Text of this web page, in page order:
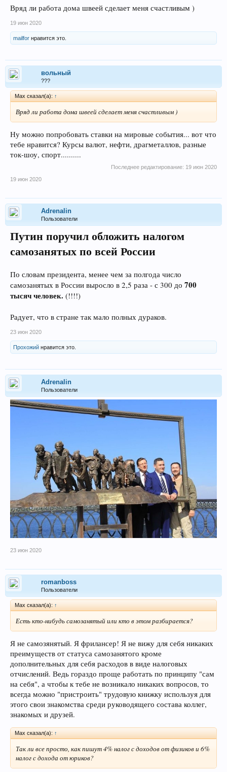
Вряд ли работа дома швеей сделает меня счастливым )
19 июн 2020
mailfor нравится это.
вольный
???
Max сказал(а): ↑
Вряд ли работа дома швеей сделает меня счастливым )
Ну можно попробовать ставки на мировые события... вот что
тебе нравится? Курсы валют, нефти, драгметаллов, разные
ток-шоу, спорт..........
Последнее редактирование: 19 июн 2020
19 июн 2020
Adrenalin
Пользователи
Путин поручил обложить налогом
самозанятых по всей России
По словам президента, менее чем за полгода число
самозанятых в России выросло в 2,5 раза - с 300 до 700
тысяч человек. (!!!!)
Радует, что в стране так мало полных дураков.
23 июн 2020
Прохожий нравится это.
Adrenalin
Пользователи
23 июн 2020
romanboss
Пользователи
Max сказал(а): ↑
Есть кто-нибудь самозанятый или кто в этом разбирается?
Я не самозянятый. Я фрилансер! Я не вижу для себя никаких
преимуществ от статуса самозанятого кроме
дополнительных для себя расходов в виде налоговых
отчислений. Ведь гораздо проще работать по принципу "сам
на себя", а чтобы к тебе не возникало никаких вопросов, то
всегда можно "пристроить" трудовую книжку используя для
этого свои знакомства среди руководящего состава коллег,
знакомых и друзей.
Max сказал(а): ↑
Так ли все просто, как пишут 4% налог с доходов от физиков и 6%
налог с дохода от юриков?